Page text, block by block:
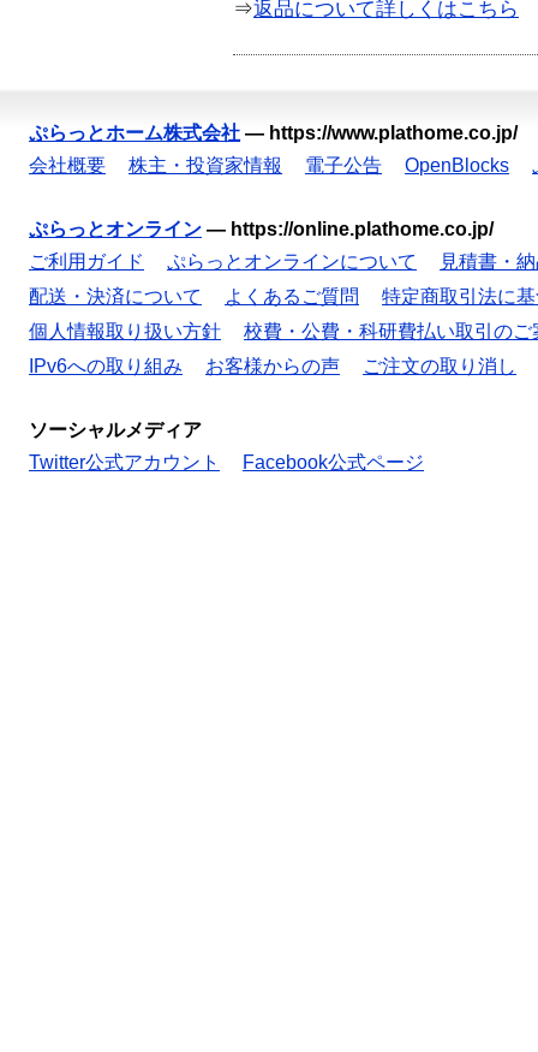
⇒返品について詳しくはこちら
ぷらっとホーム株式会社 — https://www.plathome.co.jp/
会社概要
株主・投資家情報 電子公告 OpenBlocks
ぷらっとオンライン — https://online.plathome.co.jp/
ご利用ガイド
ぷらっとオンラインについて
見積書・
配送・決済について
よくあるご質問
特定商取引法に
個人情報取り扱い方針
校費・公費・科研費払い取引のご
IPv6への取り組み
お客様からの声 ご注文の取り消し
ソーシャルメディア
Twitter公式アカウント
Facebook公式ページ